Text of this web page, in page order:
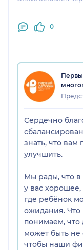
0
Сердечно
знать, что вам
улучшить.
Мы рады, что в
у вас
где ребёнок
ожидания. Что
понимаем, что
может быть не
чтобы наши